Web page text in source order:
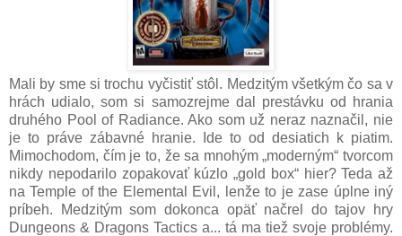
Mali by sme si trochu vyčistiť stôl. Medzitým všetkým čo sa v
hrách udialo, som si samozrejme dal prestávku od hrania
druhého Pool of Radiance. Ako som už neraz naznačil, nie
je to práve zábavné hranie. Ide to od desiatich k piatim.
Mimochodom, čím je to, že sa mnohým „moderným“ tvorcom
nikdy nepodarilo zopakovať kúzlo „gold box“ hier? Teda až
na Temple of the Elemental Evil, lenže to je zase úplne iný
príbeh. Medzitým som dokonca opäť načrel do tajov hry
Dungeons & Dragons Tactics a... tá ma tiež svoje problémy.